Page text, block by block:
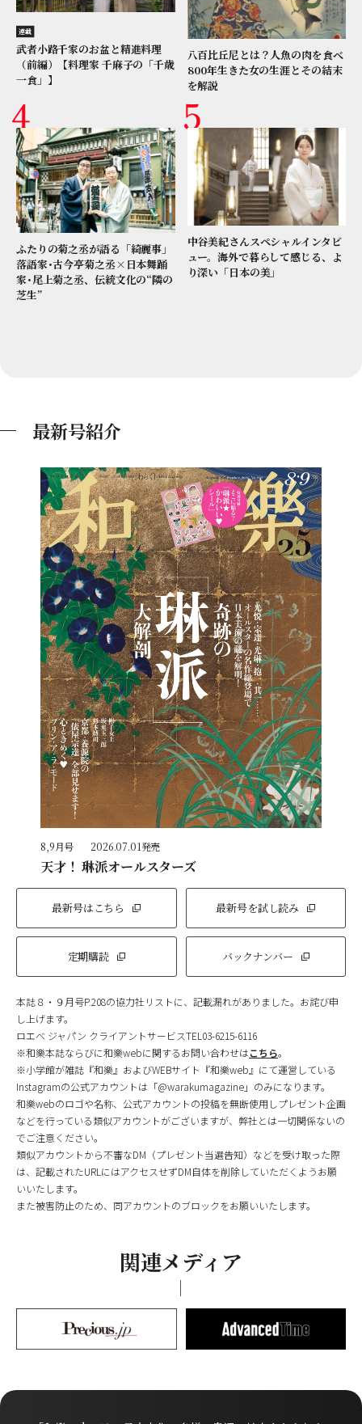
連載
武者小路千家のお盆と精進料理
（前編）【料理家 千麻子の「千歳
一食」】
八百比丘尼とは？人魚の肉を食べ
800年生きた女の生涯とその結末
を解説
ふたりの菊之丞が語る「綺麗事」
落語家･古今亭菊之丞×日本舞踊
家･尾上菊之丞、伝統文化の“隣の
芝生”
中谷美紀さんスペシャルインタビ
ュー。海外で暮らして感じる、よ
り深い「日本の美」
最新号紹介
8,9月号 2026.07.01発売
天才！ 琳派オールスターズ
最新号はこちら 最新号を試し読み
定期購読 バックナンバー
本誌８・９月号P.208の協力社リストに、記載漏れがありました。お詫び申
し上げます。
ロエベ ジャパン クライアントサービスTEL03-6215-6116
※和樂本誌ならびに和樂webに関するお問い合わせはこちら。
※小学館が雑誌『和樂』およびWEBサイト『和樂web』にて運営している
Instagramの公式アカウントは「@warakumagazine」のみになります。
和樂webのロゴや名称、公式アカウントの投稿を無断使用しプレゼント企画
などを行っている類似アカウントがございますが、弊社とは一切関係ないの
でご注意ください。
類似アカウントから不審なDM（プレゼント当選告知）などを受け取った際
は、記載されたURLにはアクセスせずDM自体を削除していただくようお願
いいたします。
また被害防止のため、同アカウントのブロックをお願いいたします。
関連メディア